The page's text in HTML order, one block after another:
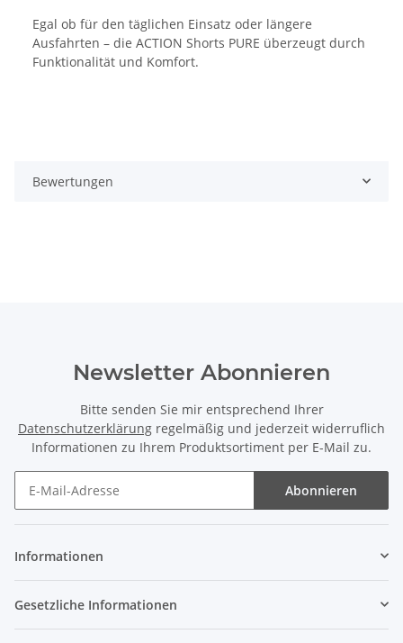
Egal ob für den täglichen Einsatz oder längere
Ausfahrten – die ACTION Shorts PURE überzeugt durch
Funktionalität und Komfort.
Bewertungen
Newsletter Abonnieren
Bitte senden Sie mir entsprechend Ihrer
Datenschutzerklärung regelmäßig und jederzeit widerruflich
Informationen zu Ihrem Produktsortiment per E-Mail zu.
Abonnieren
Informationen
Gesetzliche Informationen